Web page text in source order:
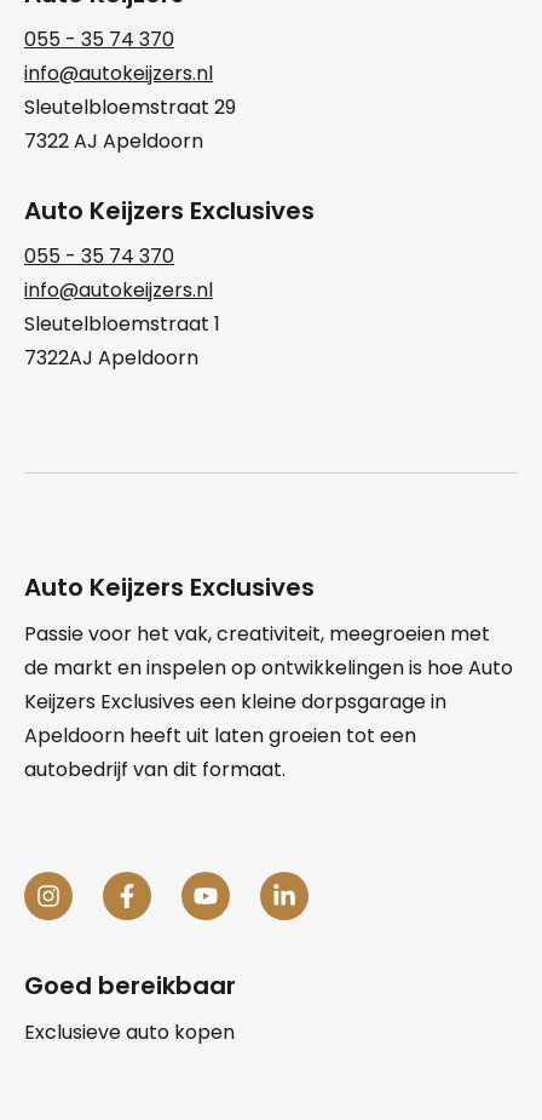
055 - 35 74 370
info@autokeijzers.nl
Sleutelbloemstraat 29
7322 AJ Apeldoorn
Auto Keijzers Exclusives
055 - 35 74 370
info@autokeijzers.nl
Sleutelbloemstraat 1
7322AJ Apeldoorn
Auto Keijzers Exclusives
Passie voor het vak, creativiteit, meegroeien met
de markt en inspelen op ontwikkelingen is hoe Auto
Keijzers Exclusives een kleine dorpsgarage in
Apeldoorn heeft uit laten groeien tot een
autobedrijf van dit formaat.
Goed bereikbaar
Exclusieve auto kopen